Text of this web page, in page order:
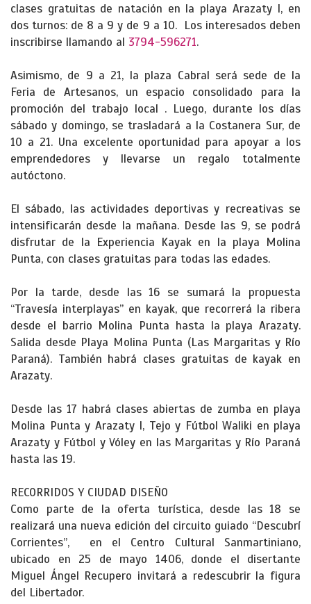
clases gratuitas de natación en la playa Arazaty I, en
dos turnos: de 8 a 9 y de 9 a 10. Los interesados deben
inscribirse llamando al 3794-596271.
Asimismo, de 9 a 21, la plaza Cabral será sede de la
Feria de Artesanos, un espacio consolidado para la
promoción del trabajo local . Luego, durante los días
sábado y domingo, se trasladará a la Costanera Sur, de
10 a 21. Una excelente oportunidad para apoyar a los
emprendedores y llevarse un regalo totalmente
autóctono.
El sábado, las actividades deportivas y recreativas se
intensificarán desde la mañana. Desde las 9, se podrá
disfrutar de la Experiencia Kayak en la playa Molina
Punta, con clases gratuitas para todas las edades.
Por la tarde, desde las 16 se sumará la propuesta
“Travesía interplayas” en kayak, que recorrerá la ribera
desde el barrio Molina Punta hasta la playa Arazaty.
Salida desde Playa Molina Punta (Las Margaritas y Río
Paraná). También habrá clases gratuitas de kayak en
Arazaty.
Desde las 17 habrá clases abiertas de zumba en playa
Molina Punta y Arazaty I, Tejo y Fútbol Waliki en playa
Arazaty y Fútbol y Vóley en las Margaritas y Río Paraná
hasta las 19.
RECORRIDOS Y CIUDAD DISEÑO
Como parte de la oferta turística, desde las 18 se
realizará una nueva edición del circuito guiado “Descubrí
Corrientes”, en el Centro Cultural Sanmartiniano,
ubicado en 25 de mayo 1406, donde el disertante
Miguel Ángel Recupero invitará a redescubrir la figura
del Libertador.